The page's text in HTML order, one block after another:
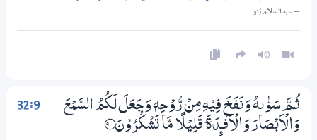
— عبدالسلام ڀُٽو
32:9
ثُـمَّ سَوّٰىهُ وَنَفَخَ فِيْهِ مِنْ رُّوْحِهٖ وَجَعَلَ لَكُمُ السَّمْعَ
وَالْاَبْصَارَ وَالْاَفْـــِٕدَةَ ۭ قَلِيْلًا مَّا تَشْكُرُوْنَ 9‏؀